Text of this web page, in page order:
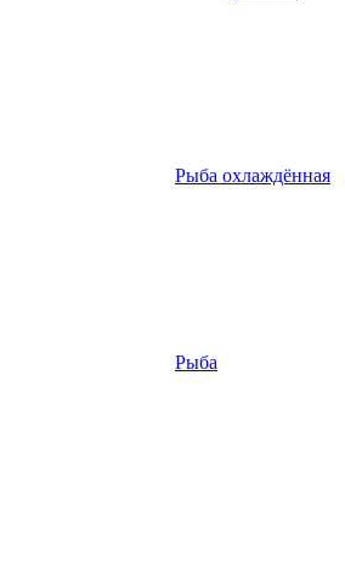
Рыба охлаждённая
Рыба